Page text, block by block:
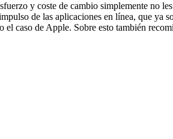
y coste de cambio simplemente no
de las aplicaciones en línea, que ya
el caso de Apple. Sobre esto también